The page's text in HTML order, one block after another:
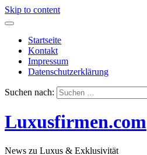
Skip to content
Startseite
Kontakt
Impressum
Datenschutzerklärung
Suchen nach:
Luxusfirmen.com
News zu Luxus & Exklusivität